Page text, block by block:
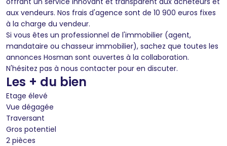
aux vendeurs. Nos frais d'agence sont de 10 900 euros fixes
à la charge du vendeur.
Si vous êtes un professionnel de l'immobilier (agent,
mandataire ou chasseur immobilier), sachez que toutes les
annonces Hosman sont ouvertes à la collaboration.
N'hésitez pas à nous contacter pour en discuter.
Les + du bien
Etage élevé
Vue dégagée
Traversant
Gros potentiel
2 pièces